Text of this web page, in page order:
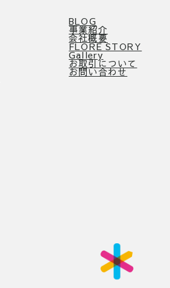
BLOG
事業紹介
会社概要
FLORE STORY
Gallery
お取引について
お問い合わせ